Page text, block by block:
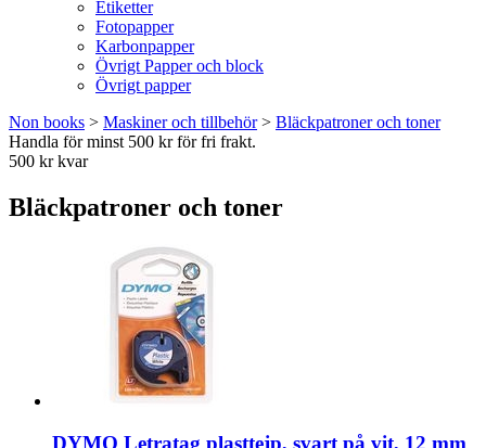
Etiketter
Fotopapper
Karbonpapper
Övrigt Papper och block
Övrigt papper
Non books > Maskiner och tillbehör> Bläckpatroner och toner
Handla för minst 500 kr för fri frakt.
500 kr kvar
Bläckpatroner och toner
DYMO Letratag plasttejp, svart på vit, 12 mm